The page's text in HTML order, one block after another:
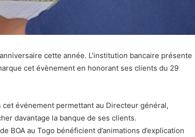
cette année. L’institution bancaire présente
cet évènement en honorant ses clients du 29
cet événement permettant au Directeur général,
davantage la banque de ses clients.
BOA au Togo bénéficient d’animations d’explication